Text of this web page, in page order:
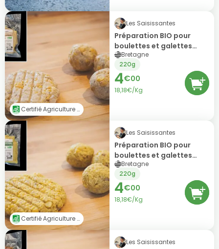
Certifié Agriculture Biologique (AB)
Les Saisissantes
Préparation BIO pour
boulettes et galettes
végétales express - pois
chiches & poivre noir
Bretagne
220g
4€00
18,18€/Kg
Certifié Agriculture Biologique (AB)
Les Saisissantes
Préparation BIO pour
boulettes et galettes
végétales express - pois
cassés & curry jaune
Bretagne
220g
4€00
18,18€/Kg
Les Saisissantes